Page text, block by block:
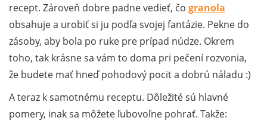
recept. Zároveň dobre padne vedieť, čo granola
obsahuje a urobiť si ju podľa svojej fantázie. Pekne do
zásoby, aby bola po ruke pre prípad núdze. Okrem
toho, tak krásne sa vám to doma pri pečení rozvonia,
že budete mať hneď pohodový pocit a dobrú náladu :)
A teraz k samotnému receptu. Dôležité sú hlavné
pomery, inak sa môžete ľubovoľne pohrať. Takže: